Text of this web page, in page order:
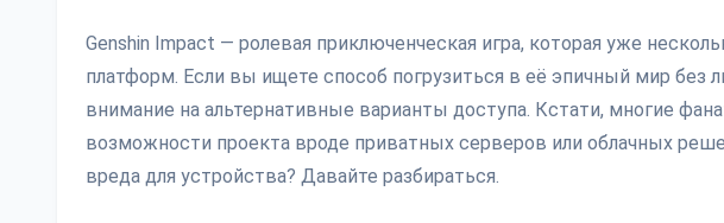
Genshin Impact — ролевая приключенческая игра, которая уже
платформ. Если вы ищете способ погрузиться в её эпичный мир без
внимание на альтернативные варианты доступа. Кстати, многие
возможности проекта вроде приватных серверов или облачных
вреда для устройства? Давайте разбираться.